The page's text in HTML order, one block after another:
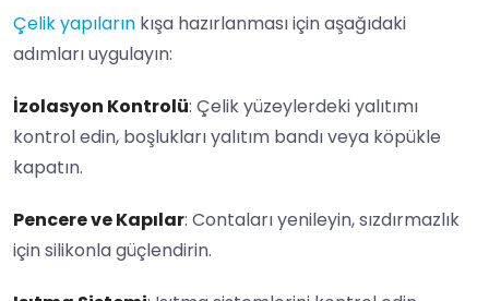
Çelik yapıların kışa hazırlanması için aşağıdaki
adımları uygulayın:
İzolasyon Kontrolü: Çelik yüzeylerdeki yalıtımı
kontrol edin, boşlukları yalıtım bandı veya köpükle
kapatın.
Pencere ve Kapılar: Contaları yenileyin, sızdırmazlık
için silikonla güçlendirin.